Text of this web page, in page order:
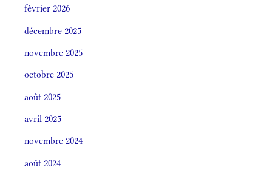
février 2026
décembre 2025
novembre 2025
octobre 2025
août 2025
avril 2025
novembre 2024
août 2024